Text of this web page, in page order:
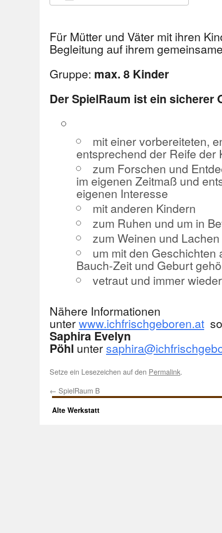
Für Mütter und Väter mit ihren
Begleitung auf ihrem
Gruppe: max. 8 Kinder
Der SpielRaum ist ein sicherer
mit einer vorbereiteten,
entsprechend der Reife der
zum Forschen und
im eigenen Zeitmaß und
eigenen Interesse
mit anderen Kindern
zum Ruhen und um in
zum Weinen und Lachen
um mit den Geschichten
Bauch-Zeit und Geburt
vetraut und immer
Nähere Informationen
unterwww.ichfrischgeboren.at
Saphira Evelyn
Pöhl unter
Setze ein Lesezeichen auf den Permalink.
← SpielRaum B
Alte Werkstatt